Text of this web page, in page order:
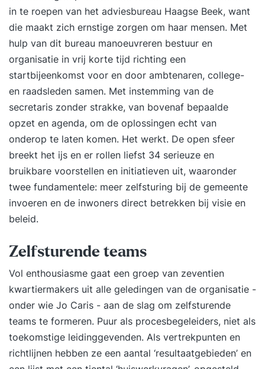
werksituatie; Ben je in staat anderen mee te
nemen in deze nieuwe manier van denken en
werken; Ben je op de hoogte van vernieuwende
organisatiestructuren. Inhoud Training Dag
1Zelforganisatie en zelfsturing als concept: Hoe
hebben organisaties zich de laatste decennia
ontwikkeld? Hoe draagt zelforganisatie en
zelfsturing bij aan de hedendaagse uitdagingen
waar individuen en organisaties voor staan? De
termen zelforganisatie en zelfsturing worden
vaak door elkaar gebruikt. In de opleiding leer je
de belangrijkste verschillen en
toepassingsmogelijkheden. Zelforganisatie en
zelfsturing slaagt alleen door de onderliggende
vertonen. Dagelijkse gebruiken die horen bij
Teamvolwassenheid is een belangrijke indicator
voor het slagen van zelforganisatie en
zelfsturing. Vertrouwen is de basis voor een
goede samenwerking. Je leert hoe teams zich
ontwikkelen en welke effectieve interventies je
kunt doen bij het vergroten van vertrouwen,
in te roepen van het adviesbureau Haagse Beek, want
die maakt zich ernstige zorgen om haar mensen. Met
hulp van dit bureau manoeuvreren bestuur en
organisatie in vrij korte tijd richting een
startbijeenkomst voor en door ambtenaren, college-
en raadsleden samen. Met instemming van de
secretaris zonder strakke, van bovenaf bepaalde
opzet en agenda, om de oplossingen echt van
onderop te laten komen. Het werkt. De open sfeer
breekt het ijs en er rollen liefst 34 serieuze en
bruikbare voorstellen en initiatieven uit, waaronder
twee fundamentele: meer zelfsturing bij de gemeente
invoeren en de inwoners direct betrekken bij visie en
beleid.
Zelfsturende teams
Vol enthousiasme gaat een groep van zeventien
kwartiermakers uit alle geledingen van de organisatie -
onder wie Jo Caris - aan de slag om zelfsturende
teams te formeren. Puur als procesbegeleiders, niet als
toekomstige leidinggevenden. Als vertrekpunten en
richtlijnen hebben ze een aantal ‘resultaatgebieden’ en